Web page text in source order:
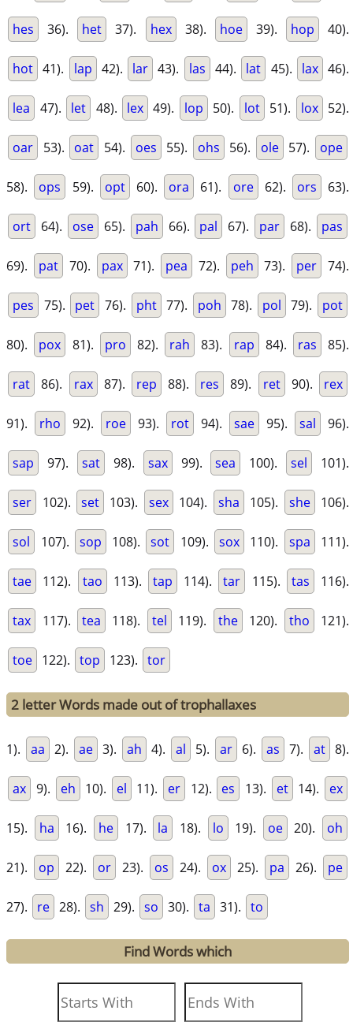
hes 36). het 37). hex 38). hoe 39). hop 40).
hot 41). lap 42). lar 43). las 44). lat 45). lax 46).
lea 47). let 48). lex 49). lop 50). lot 51). lox 52).
oar 53). oat 54). oes 55). ohs 56). ole 57). ope
58). ops 59). opt 60). ora 61). ore 62). ors 63).
ort 64). ose 65). pah 66). pal 67). par 68). pas
69). pat 70). pax 71). pea 72). peh 73). per 74).
pes 75). pet 76). pht 77). poh 78). pol 79). pot
80). pox 81). pro 82). rah 83). rap 84). ras 85).
rat 86). rax 87). rep 88). res 89). ret 90). rex
91). rho 92). roe 93). rot 94). sae 95). sal 96).
sap 97). sat 98). sax 99). sea 100). sel 101).
ser 102). set 103). sex 104). sha 105). she 106).
sol 107). sop 108). sot 109). sox 110). spa 111).
tae 112). tao 113). tap 114). tar 115). tas 116).
tax 117). tea 118). tel 119). the 120). tho 121).
toe 122). top 123). tor
2 letter Words made out of trophallaxes
1). aa 2). ae 3). ah 4). al 5). ar 6). as 7). at 8).
ax 9). eh 10). el 11). er 12). es 13). et 14). ex
15). ha 16). he 17). la 18). lo 19). oe 20). oh
21). op 22). or 23). os 24). ox 25). pa 26). pe
27). re 28). sh 29). so 30). ta 31). to
Find Words which